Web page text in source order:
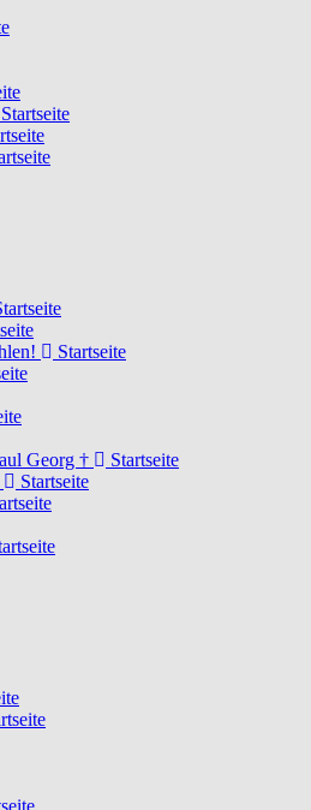
Startseite
Startseite
Georg †
Startseite
Startseite